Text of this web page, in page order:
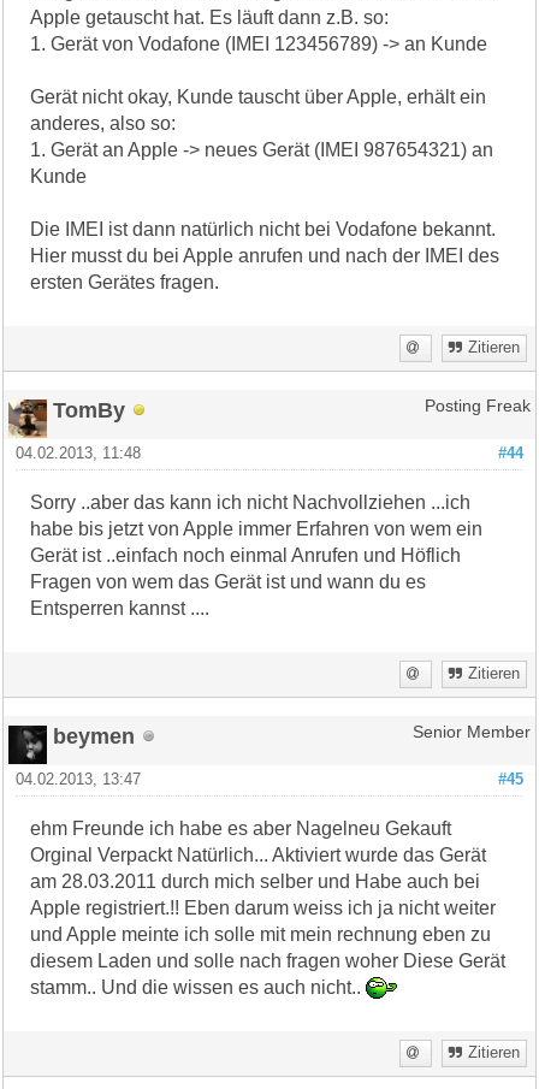
Apple getauscht hat. Es läuft dann z.B. so:
1. Gerät von Vodafone (IMEI 123456789) -> an Kunde
Gerät nicht okay, Kunde tauscht über Apple, erhält ein
anderes, also so:
1. Gerät an Apple -> neues Gerät (IMEI 987654321) an
Kunde
Die IMEI ist dann natürlich nicht bei Vodafone bekannt.
Hier musst du bei Apple anrufen und nach der IMEI des
ersten Gerätes fragen.
Zitieren
TomBy Posting Freak
#44
04.02.2013, 11:48
Sorry ..aber das kann ich nicht Nachvollziehen ...ich
habe bis jetzt von Apple immer Erfahren von wem ein
Gerät ist ..einfach noch einmal Anrufen und Höflich
Fragen von wem das Gerät ist und wann du es
Entsperren kannst ....
Zitieren
beymen Senior Member
#45
04.02.2013, 13:47
ehm Freunde ich habe es aber Nagelneu Gekauft
Orginal Verpackt Natürlich... Aktiviert wurde das Gerät
am 28.03.2011 durch mich selber und Habe auch bei
Apple registriert.!! Eben darum weiss ich ja nicht weiter
und Apple meinte ich solle mit mein rechnung eben zu
diesem Laden und solle nach fragen woher Diese Gerät
stamm.. Und die wissen es auch nicht..
Zitieren